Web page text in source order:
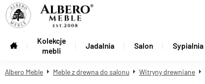
Kolekcje
mebli
Jadalnia Salon Sypialnia
Albero Meble Meble z drewna do salonu Witryny drewniane